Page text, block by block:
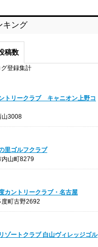
キング
稿数
登録集計
トリークラブ キャニオン上野コ
山3008
里ゴルフクラブ
内山町8279
カントリークラブ・名古屋
町古野2692
ゾートクラブ 白山ヴィレッジゴル